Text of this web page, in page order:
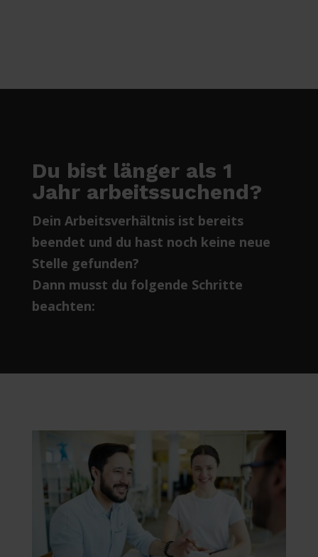
Du bist länger als 1
Jahr arbeitssuchend?
Dein Arbeitsverhältnis ist bereits
beendet und du hast noch keine neue
Stelle gefunden?
Dann musst du folgende Schritte
beachten: